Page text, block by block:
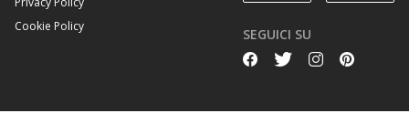
Cookie Policy
SEGUICI SU